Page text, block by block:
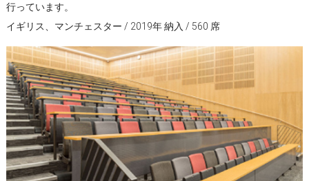
行っています。
イギリス、マンチェスター / 2019年 納入 / 560 席